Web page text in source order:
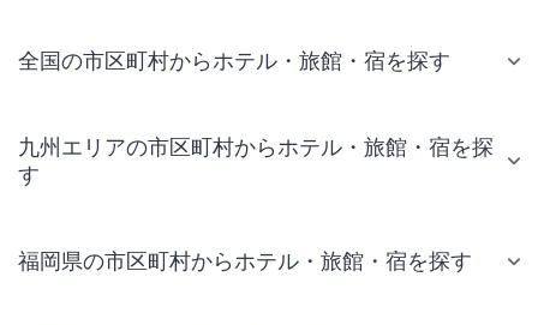
全国の市区町村からホテル・旅館・宿を探す
九州エリアの市区町村からホテル・旅館・宿を探
す
福岡県の市区町村からホテル・旅館・宿を探す